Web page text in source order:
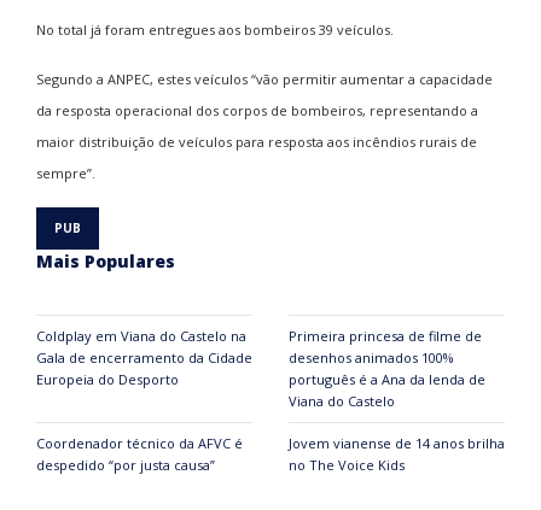
No total já foram entregues aos bombeiros 39 veículos.
Segundo a ANPEC, estes veículos “vão permitir aumentar a capacidade
da resposta operacional dos corpos de bombeiros, representando a
maior distribuição de veículos para resposta aos incêndios rurais de
sempre”.
Mais Populares
Coldplay em Viana do Castelo na
Gala de encerramento da Cidade
Europeia do Desporto
Primeira princesa de filme de
desenhos animados 100%
português é a Ana da lenda de
Viana do Castelo
Coordenador técnico da AFVC é
despedido “por justa causa”
Jovem vianense de 14 anos brilha
no The Voice Kids